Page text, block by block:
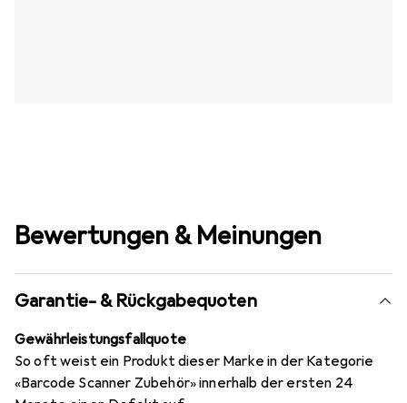
Bewertungen & Meinungen
Garantie- & Rückgabequoten
Gewährleistungsfallquote
So oft weist ein Produkt dieser Marke in der Kategorie
«Barcode Scanner Zubehör» innerhalb der ersten 24